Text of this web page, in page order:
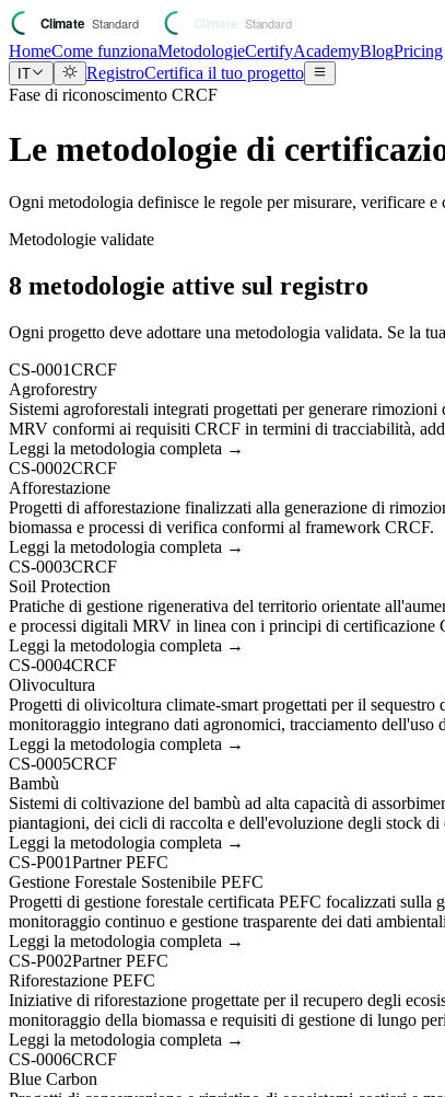
HomeCome funzionaMetodologieCertifyAcademyBlogPricing
IT RegistroCertifica il tuo progetto
Fase di riconoscimento CRCF
Le metodologie di
Ogni metodologia definisce le regole per misurare, verificare
Metodologie validate
8 metodologie attive sul registro
Ogni progetto deve adottare una metodologia validata. Se la
CS-0001CRCF
Agroforestry
Sistemi agroforestali integrati progettati per generare
MRV conformi ai requisiti CRCF in termini di tracciabilità,
Leggi la metodologia completa →
CS-0002CRCF
Afforestazione
Progetti di afforestazione finalizzati alla generazione di
biomassa e processi di verifica conformi al framework CRCF.
Leggi la metodologia completa →
CS-0003CRCF
Soil Protection
Pratiche di gestione rigenerativa del territorio orientate
e processi digitali MRV in linea con i principi di certificazione
Leggi la metodologia completa →
CS-0004CRCF
Olivocultura
Progetti di olivicoltura climate-smart progettati per il
monitoraggio integrano dati agronomici, tracciamento dell'uso
Leggi la metodologia completa →
CS-0005CRCF
Bambù
Sistemi di coltivazione del bambù ad alta capacità di
piantagioni, dei cicli di raccolta e dell'evoluzione degli stock
Leggi la metodologia completa →
CS-P001Partner PEFC
Gestione Forestale Sostenibile PEFC
Progetti di gestione forestale certificata PEFC focalizzati
monitoraggio continuo e gestione trasparente dei dati
Leggi la metodologia completa →
CS-P002Partner PEFC
Riforestazione PEFC
Iniziative di riforestazione progettate per il recupero degli
monitoraggio della biomassa e requisiti di gestione di lungo
Leggi la metodologia completa →
CS-0006CRCF
Blue Carbon